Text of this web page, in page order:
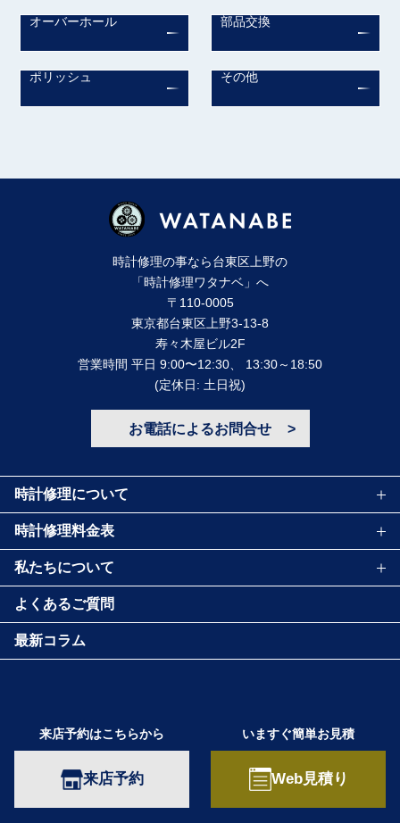
オーバーホール 部品交換
ポリッシュ その他
時計修理の事なら台東区上野の
「時計修理ワタナベ」へ
〒110-0005
東京都台東区上野3-13-8
寿々⽊屋ビル2F
営業時間 平⽇ 9:00〜12:30、 13:30～18:50
(定休⽇: ⼟⽇祝)
お電話によるお問合せ
時計修理について
時計修理料金表
私たちについて
よくあるご質問
最新コラム
来店予約はこちらから
来店予約
いますぐ簡単お見積
Web見積り